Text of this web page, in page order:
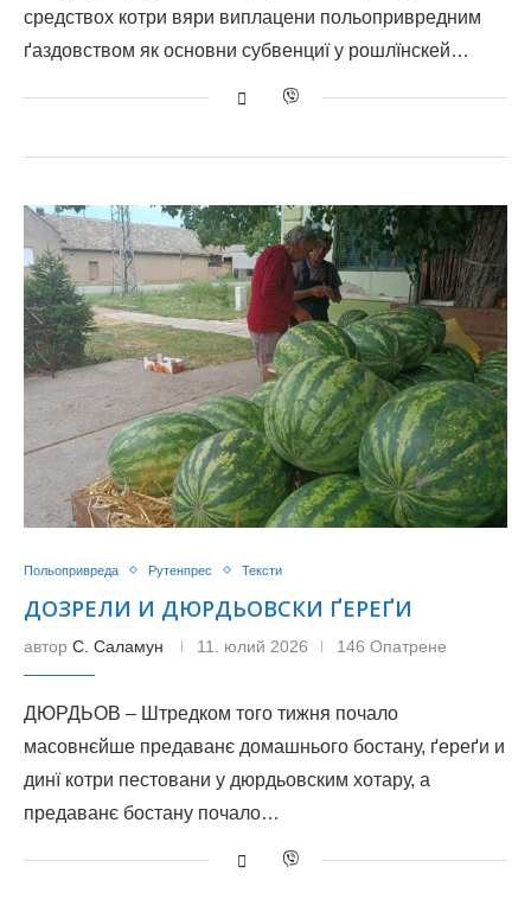
средствох котри вяри виплацени польопривредним
ґаздовством як основни субвенциї у рошлїнскей…
Польопривреда Рутенпрес Тексти
ДОЗРЕЛИ И ДЮРДЬОВСКИ ҐЕРЕҐИ
автор С. Саламун 11. юлий 2026 146 Опатрене
ДЮРДЬОВ – Штредком того тижня почало
масовнєйше предаванє домашнього бостану, ґереґи и
динї котри пестовани у дюрдьовским хотару, а
предаванє бостану почало…